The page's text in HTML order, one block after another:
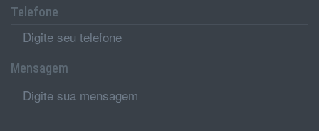
Telefone
Mensagem